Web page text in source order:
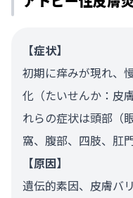
【症状】
初期に痒みが現れ、
化（たいせんか：皮
れらの症状は頭部（
窩、腹部、四肢、肛
【原因】
遺伝的素因、皮膚バ